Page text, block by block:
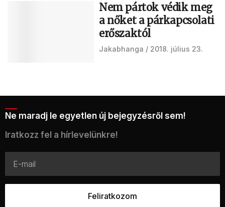
Nem pártok védik meg
a nőket a párkapcsolati
erőszaktól
Jakabhanga 2018. július 23.
Ne maradj le egyetlen új bejegyzésről sem!
Iratkozz fel a hírlevelünkre!